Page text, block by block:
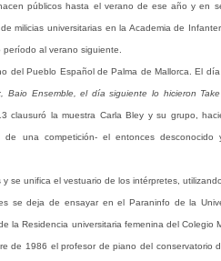
públicos hasta el verano de ese año y en
milicias universitarias en la Academia de
al verano siguiente.
del Pueblo Español de Palma de Mallorca. El
Baio Ensemble, el día siguiente lo hicieron
clausuró la muestra Carla Bley y su grupo,
una competición- el entonces desconocido
se unifica el vestuario de los intérpretes,
se deja de ensayar en el Paraninfo de la
la Residencia universitaria femenina del Colegio
de 1986 el profesor de piano del conservatorio